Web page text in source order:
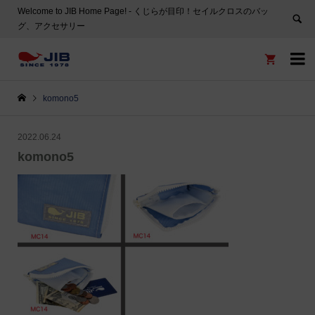
Welcome to JIB Home Page! ‐ くじらが目印！セイルクロスのバッ
グ、アクセサリー


komono5
2022.06.24
komono5